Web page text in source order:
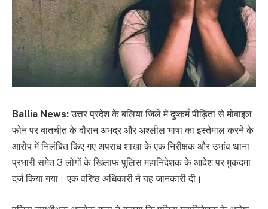
Ballia News:उत्तर प्रदेश के बलिया जिले में दुष्कर्म पीड़िता से मोबाइल
फोन पर बातचीत के दौरान अभद्र और अश्लील भाषा का इस्तेमाल करने के
आरोप में निलंबित किए गए अपराध शाखा के एक निरीक्षक और उभांव थाना
प्रभारी समेत 3 लोगों के खिलाफ पुलिस महानिदेशक के आदेश पर मुकदमा
दर्ज किया गया। एक वरिष्ठ अधिकारी ने यह जानकारी दी।